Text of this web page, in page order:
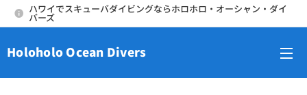
ハワイでスキューバダイビングならホロホロ・オーシャン・ダイ
バーズ
Holoholo Ocean Divers